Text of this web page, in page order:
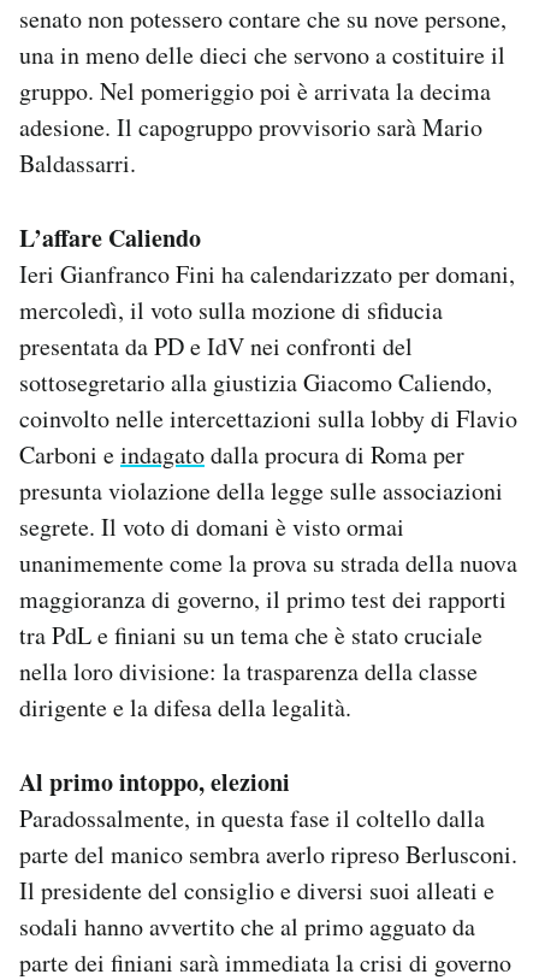
senato non potessero contare che su nove persone,
una in meno delle dieci che servono a costituire il
gruppo. Nel pomeriggio poi è arrivata la decima
adesione. Il capogruppo provvisorio sarà Mario
Baldassarri.
L’affare Caliendo
Ieri Gianfranco Fini ha calendarizzato per domani,
mercoledì, il voto sulla mozione di sfiducia
presentata da PD e IdV nei confronti del
sottosegretario alla giustizia Giacomo Caliendo,
coinvolto nelle intercettazioni sulla lobby di Flavio
Carboni eindagatodalla procura di Roma per
presunta violazione della legge sulle associazioni
segrete. Il voto di domani è visto ormai
unanimemente come la prova su strada della nuova
maggioranza di governo, il primo test dei rapporti
tra PdL e finiani su un tema che è stato cruciale
nella loro divisione: la trasparenza della classe
dirigente e la difesa della legalità.
Al primo intoppo, elezioni
Paradossalmente, in questa fase il coltello dalla
parte del manico sembra averlo ripreso Berlusconi.
Il presidente del consiglio e diversi suoi alleati e
sodali hanno avvertito che al primo agguato da
parte dei finiani sarà immediata la crisi di governo